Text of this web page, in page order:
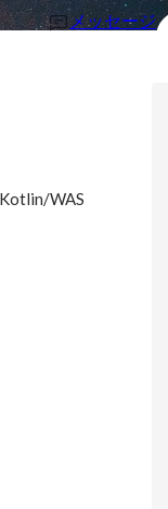
メッセージ
WAS